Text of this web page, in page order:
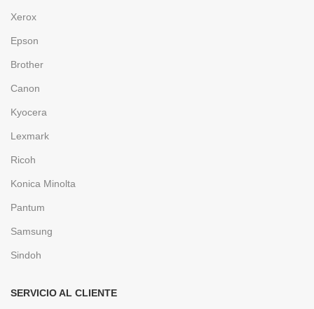
Xerox
Epson
Brother
Canon
Kyocera
Lexmark
Ricoh
Konica Minolta
Pantum
Samsung
Sindoh
SERVICIO AL CLIENTE